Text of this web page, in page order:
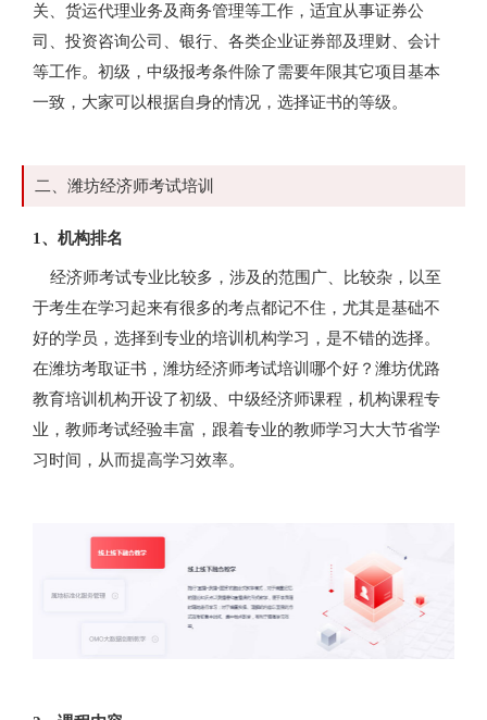
关、货运代理业务及商务管理等工作，适宜从事证券公
司、投资咨询公司、银行、各类企业证券部及理财、会计
等工作。初级，中级报考条件除了需要年限其它项目基本
一致，大家可以根据自身的情况，选择证书的等级。
二、潍坊经济师考试培训
1、机构排名
经济师考试专业比较多，涉及的范围广、比较杂，以至
于考生在学习起来有很多的考点都记不住，尤其是基础不
好的学员，选择到专业的培训机构学习，是不错的选择。
在潍坊考取证书，潍坊经济师考试培训哪个好？潍坊优路
教育培训机构开设了初级、中级经济师课程，机构课程专
业，教师考试经验丰富，跟着专业的教师学习大大节省学
习时间，从而提高学习效率。